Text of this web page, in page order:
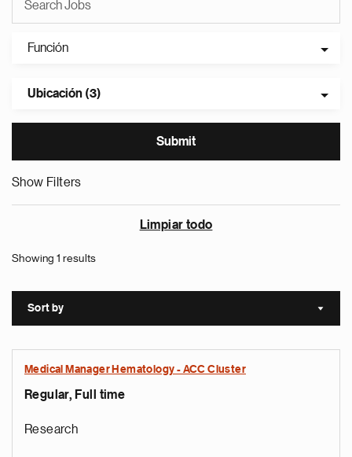
Función
Ubicación (3)
Show Filters
Limpiar todo
Showing 1 results
Sort by Sort
Medical Manager Hematology - ACC Cluster
Regular, Full time
Research